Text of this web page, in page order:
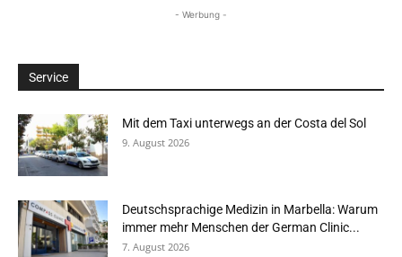
- Werbung -
Service
Mit dem Taxi unterwegs an der Costa del Sol
9. August 2026
Deutschsprachige Medizin in Marbella: Warum
immer mehr Menschen der German Clinic...
7. August 2026